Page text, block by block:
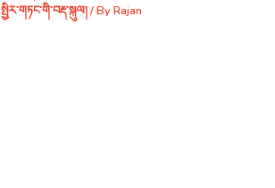
སྤྱིར་གཏང་གི་བརྡ་སྐུལ།/ ByRajan